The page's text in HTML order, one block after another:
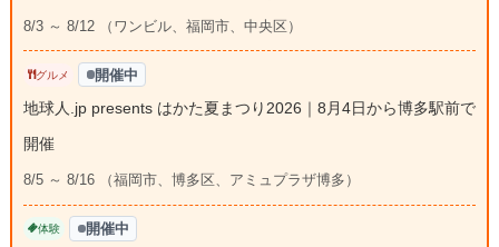
8/3 ～ 8/12 （ワンビル、福岡市、中央区）
グルメ 開催中
地球人.jp presents はかた夏まつり2026｜8月4日から博多駅前で
開催
8/5 ～ 8/16 （福岡市、博多区、アミュプラザ博多）
体験 開催中